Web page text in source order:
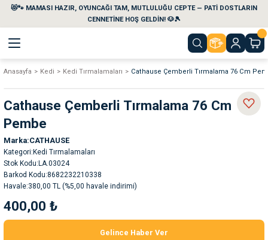
😻🐾 MAMASI HAZIR, OYUNCAĞI TAM, MUTLULUĞU CEPTE — PATİ DOSTLARIN
CENNETİNE HOŞ GELDİN! 🐶🎾
Geri Dön
Geri Dön
Temizlik Ürünleri
Geri Dön
Geri Dön
Geri Dön
Geri Dön
Anasayfa Kedi Kedi Tırmalamaları Cathause Çemberli Tırmalama 76 Cm
Cathause Çemberli Tırmalama 76 Cm
Pembe
Marka CATHAUSE
Kategori Kedi Tırmalamaları
Stok Kodu LA.03024
Barkod Kodu 8682232210338
Havale 380,00 TL (%5,00 havale indirimi)
400,00 ₺
Gelince Haber Ver